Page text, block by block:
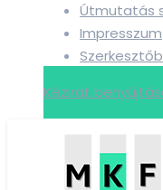
Útmutatás
Impresszum
Kézirat